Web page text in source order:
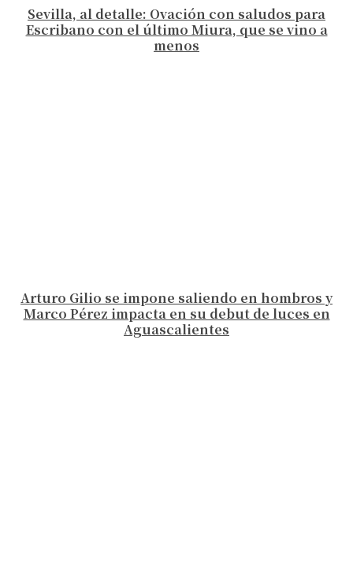
Sevilla, al detalle: Ovación con saludos para
Escribano con el último Miura, que se vino a
menos
Arturo Gilio se impone saliendo en hombros y
Marco Pérez impacta en su debut de luces en
Aguascalientes